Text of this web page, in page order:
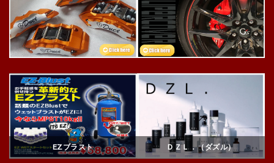
EZブラスト ＤＺＬ．（ダズル）